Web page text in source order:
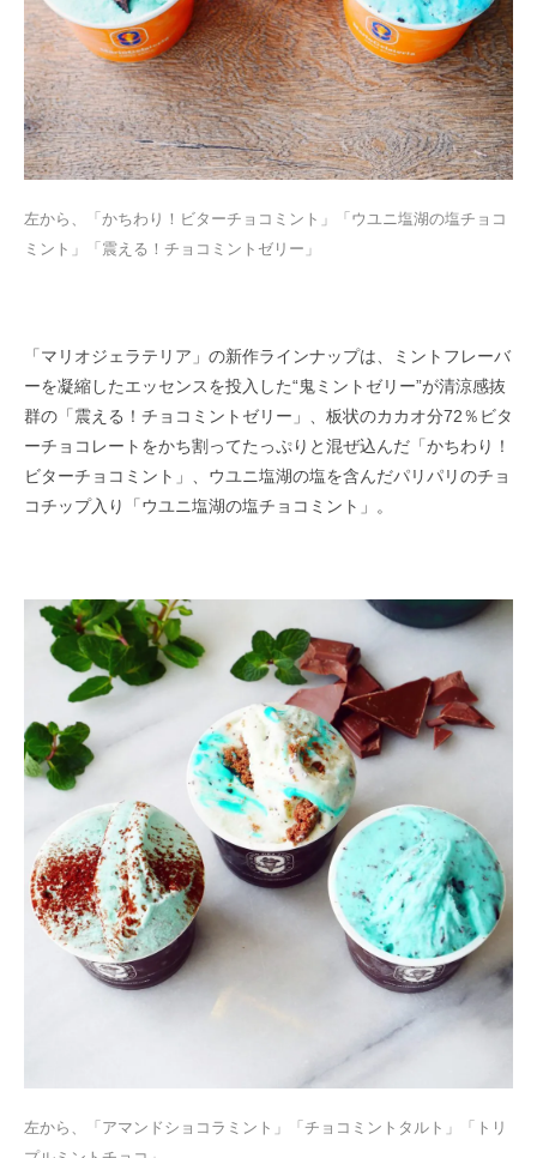
左から、「かちわり！ビターチョコミント」「ウユニ塩湖の塩チョコ
ミント」「震える！チョコミントゼリー」
「マリオジェラテリア」の新作ラインナップは、ミントフレーバ
ーを凝縮したエッセンスを投入した“鬼ミントゼリー”が清涼感抜
群の「震える！チョコミントゼリー」、板状のカカオ分72％ビタ
ーチョコレートをかち割ってたっぷりと混ぜ込んだ「かちわり！
ビターチョコミント」、ウユニ塩湖の塩を含んだパリパリのチョ
コチップ入り「ウユニ塩湖の塩チョコミント」。
左から、「アマンドショコラミント」「チョコミントタルト」「トリ